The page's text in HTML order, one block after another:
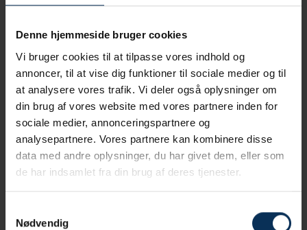
Denne hjemmeside bruger cookies
Vi bruger cookies til at tilpasse vores indhold og
annoncer, til at vise dig funktioner til sociale medier og til
at analysere vores trafik. Vi deler også oplysninger om
din brug af vores website med vores partnere inden for
sociale medier, annonceringspartnere og
analysepartnere. Vores partnere kan kombinere disse
data med andre oplysninger, du har givet dem, eller som
de har indsamlet fra din brug af deres tjenester.
Nødvendig
Chokoladescones
Læs mere